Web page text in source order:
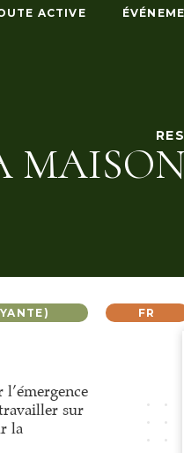
ACTIVE
MAISON
FR
sur
la